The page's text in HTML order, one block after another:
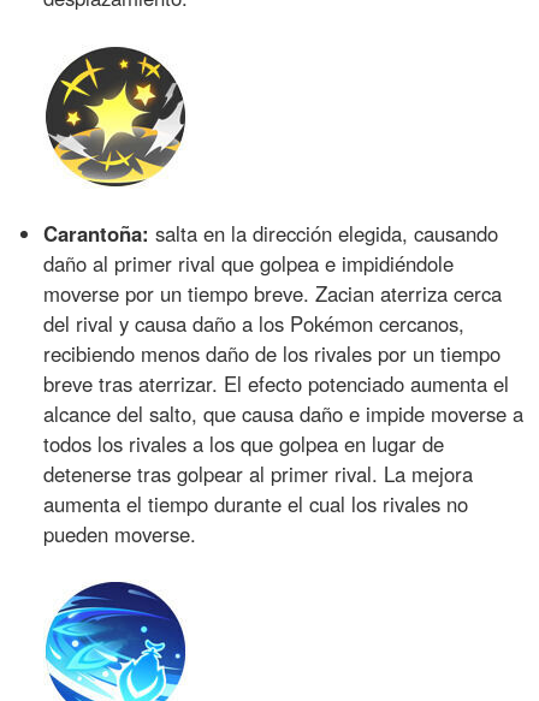
Carantoña: salta en la dirección elegida, causando
daño al primer rival que golpea e impidiéndole
moverse por un tiempo breve. Zacian aterriza cerca
del rival y causa daño a los Pokémon cercanos,
recibiendo menos daño de los rivales por un tiempo
breve tras aterrizar. El efecto potenciado aumenta el
alcance del salto, que causa daño e impide moverse a
todos los rivales a los que golpea en lugar de
detenerse tras golpear al primer rival. La mejora
aumenta el tiempo durante el cual los rivales no
pueden moverse.